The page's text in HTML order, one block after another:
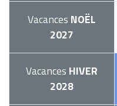
Vacances NOËL
2027
Vacances HIVER
2028